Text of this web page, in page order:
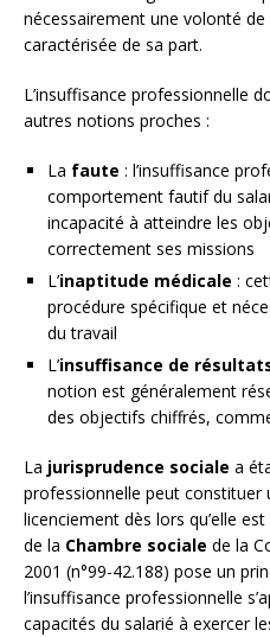
nécessairement une volonté
caractérisée de sa part.
L’insuffisance professionnelle
autres notions proches :
La faute : l’insuffisance
comportement fautif du
incapacité à atteindre les
correctement ses missions
L’inaptitude médicale :
procédure spécifique et
du travail
L’insuffisance de
notion est généralement
des objectifs chiffrés,
La jurisprudence sociale a
professionnelle peut constituer
licenciement dès lors qu’elle
de la Chambre sociale de la
2001 (n°99-42.188) pose un
l’insuffisance professionnelle
capacités du salarié à exercer